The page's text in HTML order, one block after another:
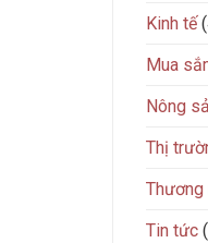
Kinh tế
Mua
Nông
Thị
Tin tức